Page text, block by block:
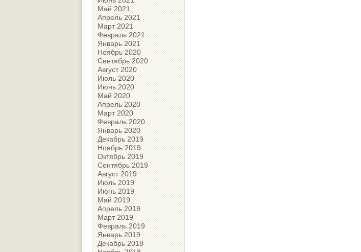
Май 2021
Апрель 2021
Март 2021
Февраль 2021
Январь 2021
Ноябрь 2020
Сентябрь 2020
Август 2020
Июль 2020
Июнь 2020
Май 2020
Апрель 2020
Март 2020
Февраль 2020
Январь 2020
Декабрь 2019
Ноябрь 2019
Октябрь 2019
Сентябрь 2019
Август 2019
Июль 2019
Июнь 2019
Май 2019
Апрель 2019
Март 2019
Февраль 2019
Январь 2019
Декабрь 2018